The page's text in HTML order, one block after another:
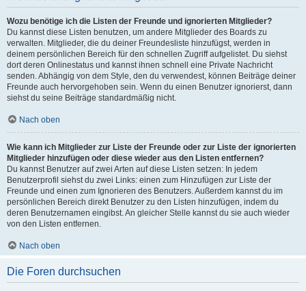
Wozu benötige ich die Listen der Freunde und ignorierten Mitglieder?
Du kannst diese Listen benutzen, um andere Mitglieder des Boards zu
verwalten. Mitglieder, die du deiner Freundesliste hinzufügst, werden in
deinem persönlichen Bereich für den schnellen Zugriff aufgelistet. Du siehst
dort deren Onlinestatus und kannst ihnen schnell eine Private Nachricht
senden. Abhängig von dem Style, den du verwendest, können Beiträge deiner
Freunde auch hervorgehoben sein. Wenn du einen Benutzer ignorierst, dann
siehst du seine Beiträge standardmäßig nicht.
Nach oben
Wie kann ich Mitglieder zur Liste der Freunde oder zur Liste der ignorierten
Mitglieder hinzufügen oder diese wieder aus den Listen entfernen?
Du kannst Benutzer auf zwei Arten auf diese Listen setzen: In jedem
Benutzerprofil siehst du zwei Links: einen zum Hinzufügen zur Liste der
Freunde und einen zum Ignorieren des Benutzers. Außerdem kannst du im
persönlichen Bereich direkt Benutzer zu den Listen hinzufügen, indem du
deren Benutzernamen eingibst. An gleicher Stelle kannst du sie auch wieder
von den Listen entfernen.
Nach oben
Die Foren durchsuchen